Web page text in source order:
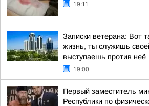
19:11
Записки ветерана: Вот
жизнь, ты служишь
выступаешь против неё
19:00
Первый заместитель
Республики по